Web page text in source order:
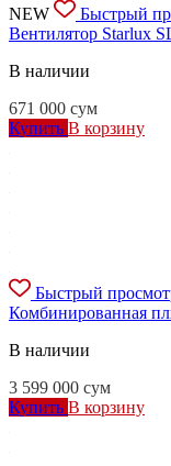
NEW
Быстрый
Вентилятор Starlux
В наличии
671 000 сум
Купить В корзину
Быстрый
Комбинированная
В наличии
3 599 000 сум
Купить В корзину